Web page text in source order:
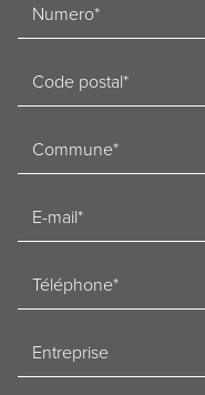
Postcode
Woonplaats
mailadres
Telefoon
Bedrijf